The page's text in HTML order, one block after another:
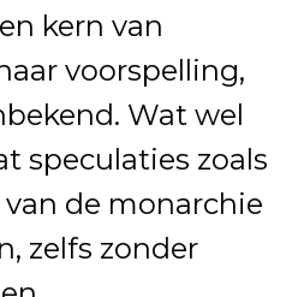
kern van
voorspelling,
Wat wel
speculaties zoals
de monarchie
zelfs zonder